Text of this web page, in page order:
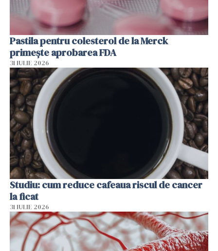
Pastila pentru colesterol de la Merck
primește aprobarea FDA
31 IULIE 2026
Studiu: cum reduce cafeaua riscul de cancer
la ficat
31 IULIE 2026